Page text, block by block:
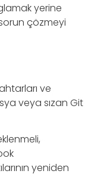
yerine
çözmeyi
ve
veya sızan Git
yeniden